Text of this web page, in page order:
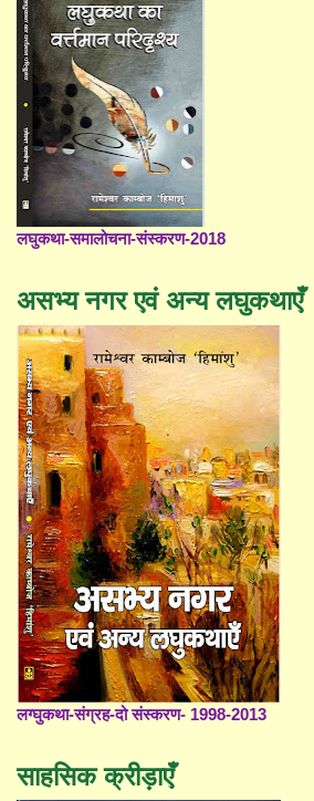
लघुकथा-समालोचना-संस्करण-2018
असभ्य नगर एवं अन्य लघुकथाएँ
लग्घुकथा-संग्रह-दो संस्करण- 1998-2013
साहसिक क्रीड़ाएँ